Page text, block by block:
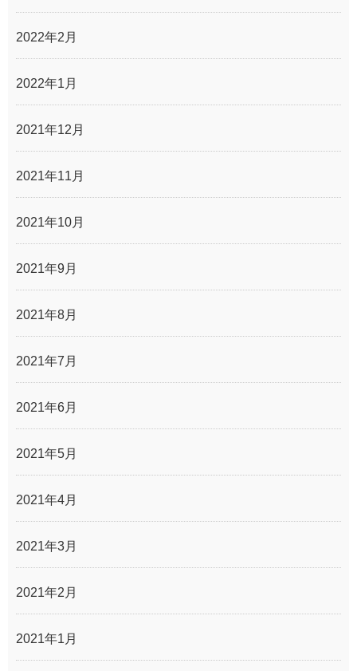
2022年2月
2022年1月
2021年12月
2021年11月
2021年10月
2021年9月
2021年8月
2021年7月
2021年6月
2021年5月
2021年4月
2021年3月
2021年2月
2021年1月